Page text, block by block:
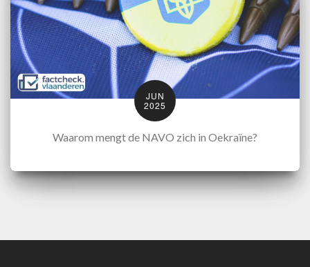
JUN
2025
Waarom mengt de NAVO zich in Oekraïne?